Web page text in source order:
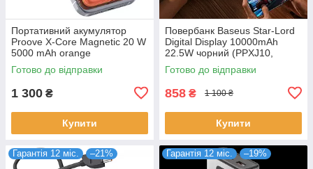
Портативний акумулятор
Proove X-Core Magnetic 20 W
5000 mAh orange
(PNXC20010018)
Готово до відправки
1 300 ₴
Купити
Повербанк Baseus Star-Lord
Digital Display 10000mAh
22.5W чорний (PPXJ10,
PPXJ100001)
Готово до відправки
858 ₴ 1 100 ₴
Купити
Гарантія 12 міс. –21% Гарантія 12 міс. –19%